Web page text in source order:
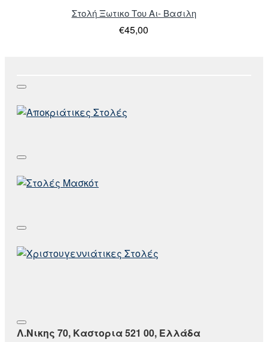
Στολή Ξωτικο Του Αι- Βασιλη
€45,00
Λ.Νικης 70, Καστορια 521 00, Ελλάδα